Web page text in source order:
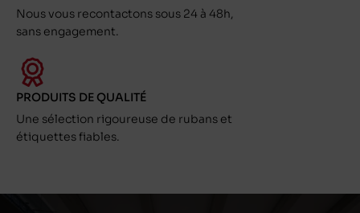
Nous vous recontactons sous 24 à 48h,
sans engagement.
PRODUITS DE QUALITÉ
Une sélection rigoureuse de rubans et
étiquettes fiables.